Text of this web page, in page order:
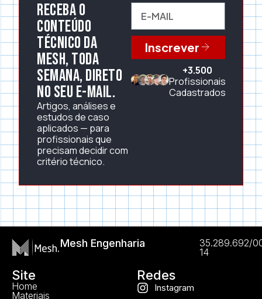
Receba o
conteúdo
técnico da
Mesh, toda
semana, direto
no seu e-mail.
Artigos, análises e
estudos de caso
aplicados — para
profissionais que
precisam decidir com
critério técnico.
Inscrever
+3.500
Profissionais
Cadastrados
Mesh Engenharia
35.289.692/
14
Site
Home
Materiais
Redes
Instagram